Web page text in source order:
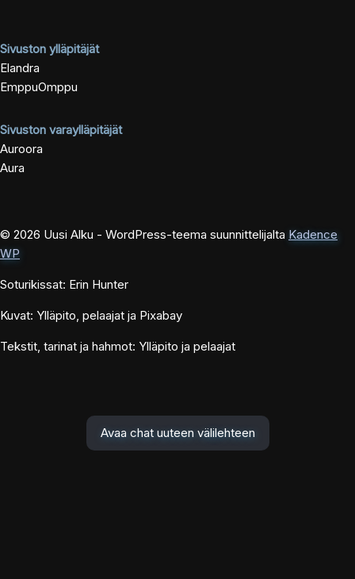
Sivuston ylläpitäjät
Elandra
EmppuOmppu
Sivuston varaylläpitäjät
Auroora
Aura
© 2026 Uusi Alku - WordPress-teema suunnittelijalta Kadence
WP
Soturikissat: Erin Hunter
Kuvat: Ylläpito, pelaajat ja Pixabay
Tekstit, tarinat ja hahmot: Ylläpito ja pelaajat
Avaa chat uuteen välilehteen